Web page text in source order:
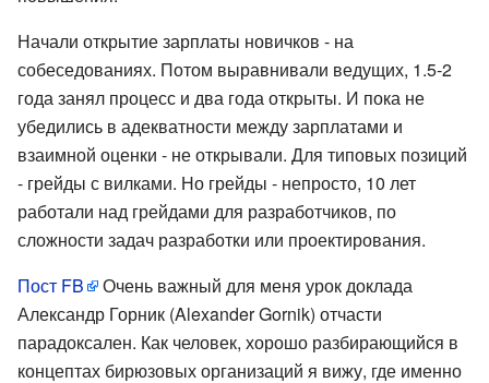
Начали открытие зарплаты новичков - на
собеседованиях. Потом выравнивали ведущих, 1.5-2
года занял процесс и два года открыты. И пока не
убедились в адекватности между зарплатами и
взаимной оценки - не открывали. Для типовых позиций
- грейды с вилками. Но грейды - непросто, 10 лет
работали над грейдами для разработчиков, по
сложности задач разработки или проектирования.
Пост FB
Очень важный для меня урок доклада
Александр Горник (Alexander Gornik) отчасти
парадоксален. Как человек, хорошо разбирающийся в
концептах бирюзовых организаций я вижу, где именно